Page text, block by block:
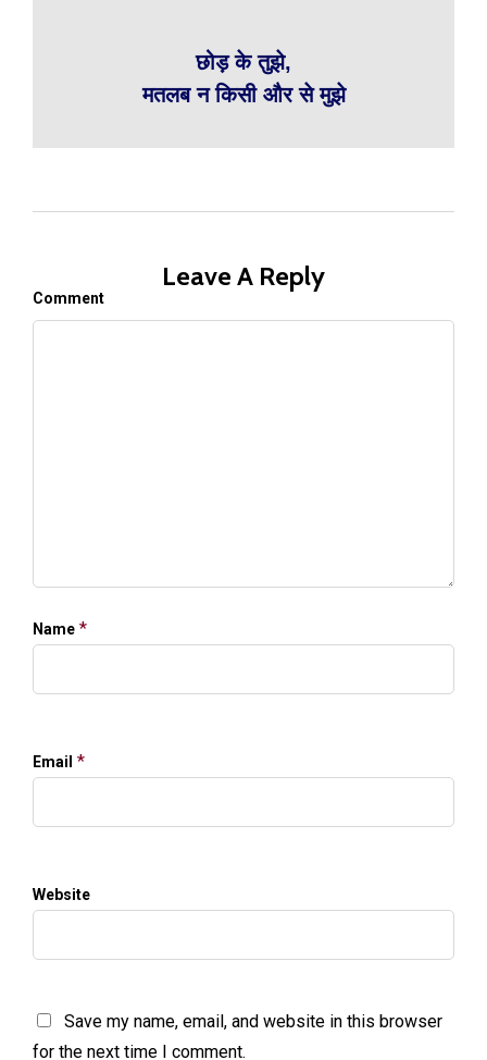
छोड़ के तुझे,
मतलब न किसी और से मुझे
Leave A Reply
Comment
Name *
Email *
Website
Save my name, email, and website in this browser
for the next time I comment.